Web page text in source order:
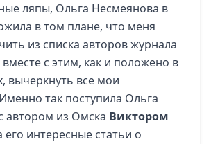
ляпы, Ольга Несмеянова в
в том плане, что меня
из списка авторов журнала
вместе с этим, как и положено в
вычеркнуть все мои
так поступила Ольга
автором из Омска Виктором
его интересные статьи о